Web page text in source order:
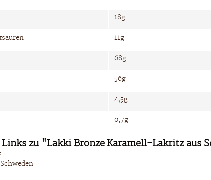
18g
11g
68g
56g
4,5g
0,7g
zu "Lakki Bronze Karamell-Lakritz aus